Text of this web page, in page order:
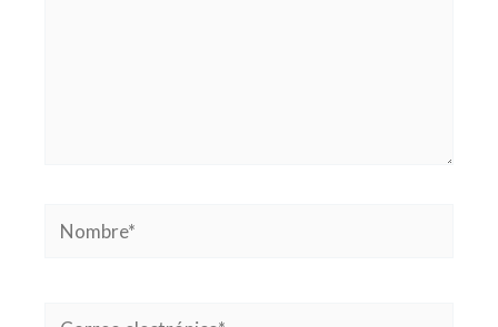
Nombre*
Correo